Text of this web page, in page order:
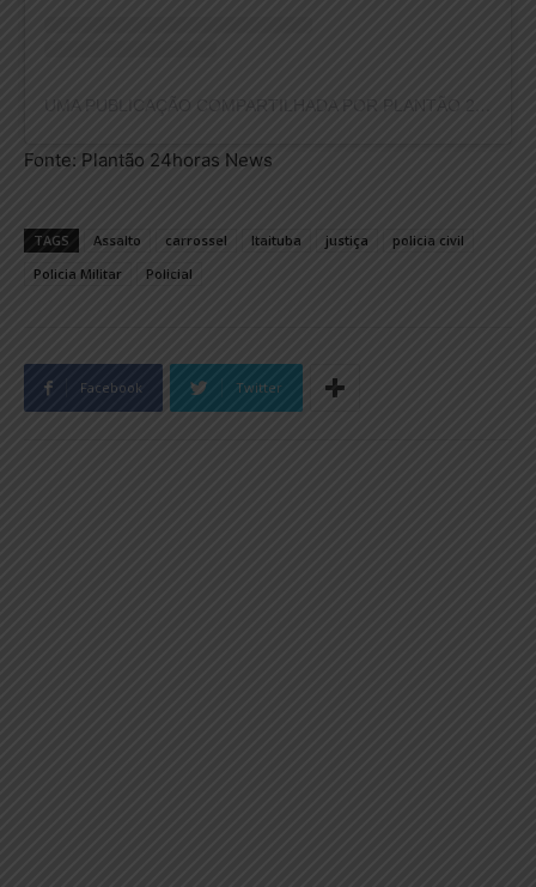
UMA PUBLICAÇÃO COMPARTILHADA POR PLANTÃO 24HORAS NEWS (@PLANTAO24HORASNEWS)
Fonte: Plantão 24horas News
TAGS Assalto carrossel Itaituba justiça
policia civil
Policia Militar
Policial
Facebook Twitter